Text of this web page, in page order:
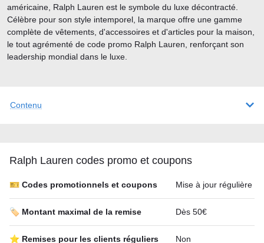
Contenu
Ralph Lauren codes promo et coupons
🎫 Codes promotionnels et coupons Mise à jour régulière
🏷️ Montant maximal de la remise Dès 50€
⭐ Remises pour les clients réguliers Non
américaine, Ralph Lauren est le symbole du luxe décontracté.
Célèbre pour son style intemporel, la marque offre une gamme
complète de vêtements, d'accessoires et d'articles pour la maison,
le tout agrémenté de code promo Ralph Lauren, renforçant son
leadership mondial dans le luxe.